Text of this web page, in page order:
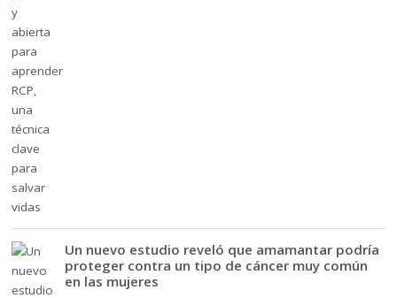
Un nuevo estudio reveló que amamantar podría
proteger contra un tipo de cáncer muy común
en las mujeres